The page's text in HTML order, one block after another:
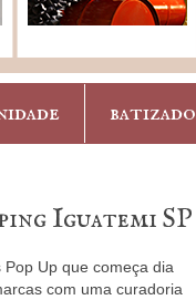
batizado
Iguatemi SP
Up que começa dia
com uma curadoria